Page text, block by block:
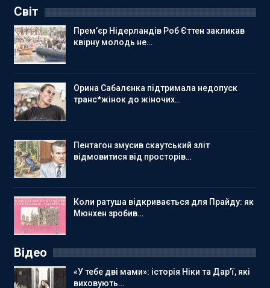
Світ
Прем’єр Нідерландів Роб Єттен закликав
квірну молодь не…
Орина Сабалєнка підтримала недопуск
транс*жінок до жіночих…
Пентагон змусив скаутський зліт
відмовитися від просторів…
Коли ратуша відкривається для Прайду: як
Мюнхен зробив…
Відео
«У тебе дві мами»: історія Ніки та Дар’ї, які
виховують…